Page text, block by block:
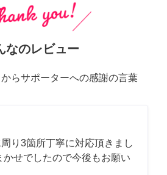
なのレビュー
らサポーターへの感謝の言葉
り3箇所丁寧に対応頂きまし
かせでしたので今後もお願い